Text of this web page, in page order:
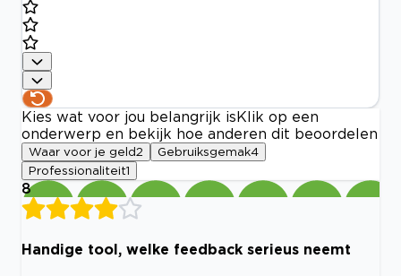
Kies wat voor jou belangrijk is Klik op een
onderwerp en bekijk hoe anderen dit beoordelen
Waar voor je geld2 Gebruiksgemak4
Professionaliteit1
8
Handige tool, welke feedback serieus neemt